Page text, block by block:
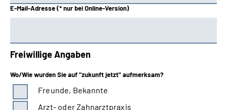
Westfalen
E-Mail-Adresse (* nur bei Online-Version)
Freiwillige Angaben
Wo/Wie wurden Sie auf "zukunft jetzt" aufmerksam?
Freunde, Bekannte
Arzt- oder Zahnarztpraxis